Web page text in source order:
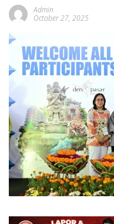
Admin
October 27, 2025